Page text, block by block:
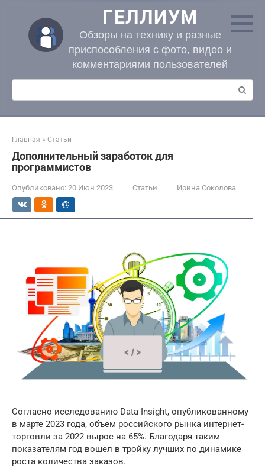
контенту
ГЕЛЛИУМ
Обзоры на технику и разные
приспособления с фото, видео и
комментариями пользователей
Поиск:
Главная » Статьи
Дополнительный заработок для
программистов
Опубликовано: 20 Июн 2023 Статьи Ирина Соколова
Согласно исследованию Data Insight, опубликованному
в марте 2023 года, объем российского рынка интернет-
торговли за 2022 вырос на 65%. Благодаря таким
показателям год вошел в тройку лучших по динамике
роста количества заказов.